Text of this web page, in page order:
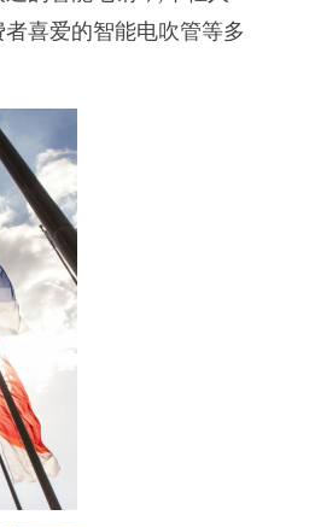
喜爱的智能电吹管等多